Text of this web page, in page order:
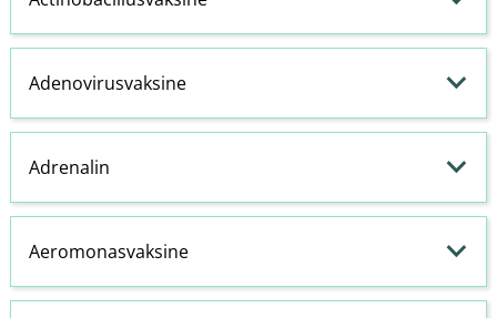
Adenovirusvaksine
Adrenalin
Aeromonasvaksine